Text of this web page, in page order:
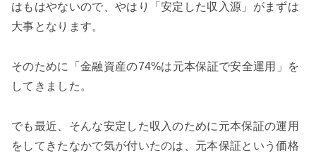
はもはやないので、やはり「安定した収入源」がまずは
大事となります。
そのために「金融資産の74%は元本保証で安全運用」を
してきました。
でも最近、そんな安定した収入のために元本保証の運用
をしてきたなかで気が付いたのは、元本保証という価格